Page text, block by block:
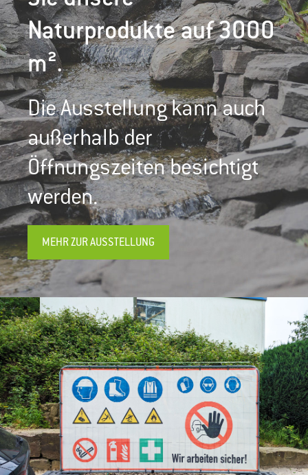
Naturprodukte auf 3000
m².
Die Ausstellung kann auch
außerhalb der
Öffnungszeiten besichtigt
werden.
MEHR ZUR AUSSTELLUNG